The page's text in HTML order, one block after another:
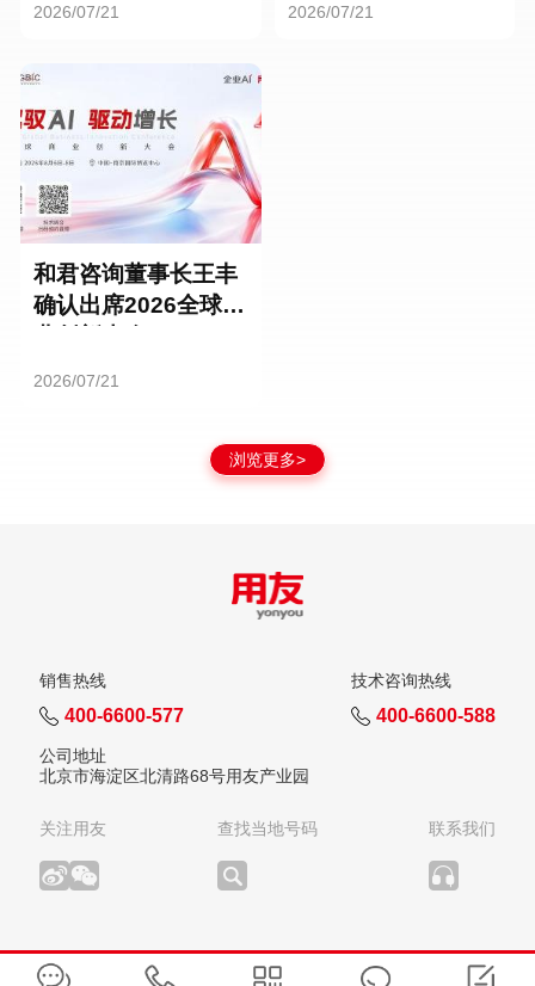
2026/07/21 2026/07/21
和君咨询董事长王丰
确认出席2026全球商
2026/07/21
浏览更多>
销售热线
400-6600-577
技术咨询热线
400-6600-588
公司地址
北京市海淀区北清路68号用友产业园
关注用友 查找当地号码 联系我们
版权所有：用友网络科技股份有限公司